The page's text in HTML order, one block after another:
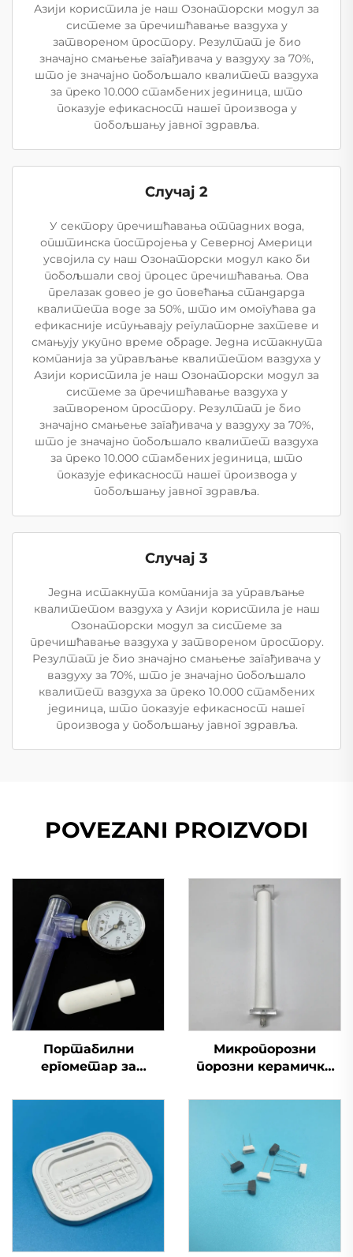
Азији користила је наш Озонаторски модул за
системе за пречишћавање ваздуха у
затвореном простору. Резултат је био
значајно смањење загађивача у ваздуху за 70%,
што је значајно побољшало квалитет ваздуха
за преко 10.000 стамбених јединица, што
показује ефикасност нашег производа у
побољшању јавног здравља.
Случај 2
У сектору пречишћавања отпадних вода,
општинска постројења у Северној Америци
усвојила су наш Озонаторски модул како би
побољшали свој процес пречишћавања. Ова
прелазак довео је до повећања стандарда
квалитета воде за 50%, што им омогућава да
ефикасније испуњавају регулаторне захтеве и
смањују укупно време обраде. Једна истакнута
компанија за управљање квалитетом ваздуха у
Азији користила је наш Озонаторски модул за
системе за пречишћавање ваздуха у
затвореном простору. Резултат је био
значајно смањење загађивача у ваздуху за 70%,
што је значајно побољшало квалитет ваздуха
за преко 10.000 стамбених јединица, што
показује ефикасност нашег производа у
побољшању јавног здравља.
Случај 3
Једна истакнута компанија за управљање
квалитетом ваздуха у Азији користила је наш
Озонаторски модул за системе за
пречишћавање ваздуха у затвореном простору.
Резултат је био значајно смањење загађивача у
ваздуху за 70%, што је значајно побољшало
квалитет ваздуха за преко 10.000 стамбених
јединица, што показује ефикасност нашег
производа у побољшању јавног здравља.
POVEZANI PROIZVODI
Портабилни
ергометар за
дигитални
воду за мерење влаге
Микропорозни
порозни керамички
ваздушни мехурић
патрони